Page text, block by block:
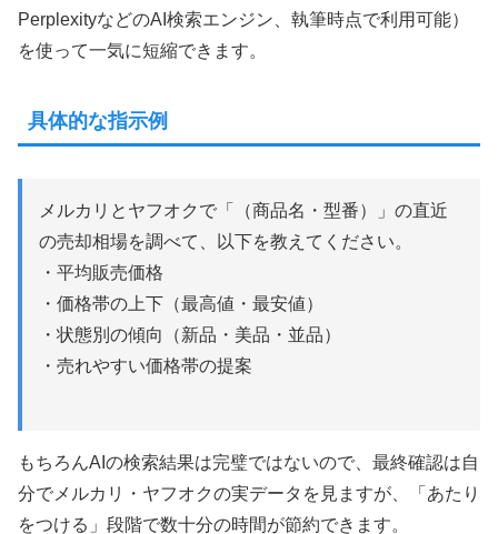
PerplexityなどのAI検索エンジン、執筆時点で利用可能）
を使って一気に短縮できます。
具体的な指示例
メルカリとヤフオクで「（商品名・型番）」の直近
の売却相場を調べて、以下を教えてください。
・平均販売価格
・価格帯の上下（最高値・最安値）
・状態別の傾向（新品・美品・並品）
・売れやすい価格帯の提案
もちろんAIの検索結果は完璧ではないので、最終確認は自
分でメルカリ・ヤフオクの実データを見ますが、「あたり
をつける」段階で数十分の時間が節約できます。